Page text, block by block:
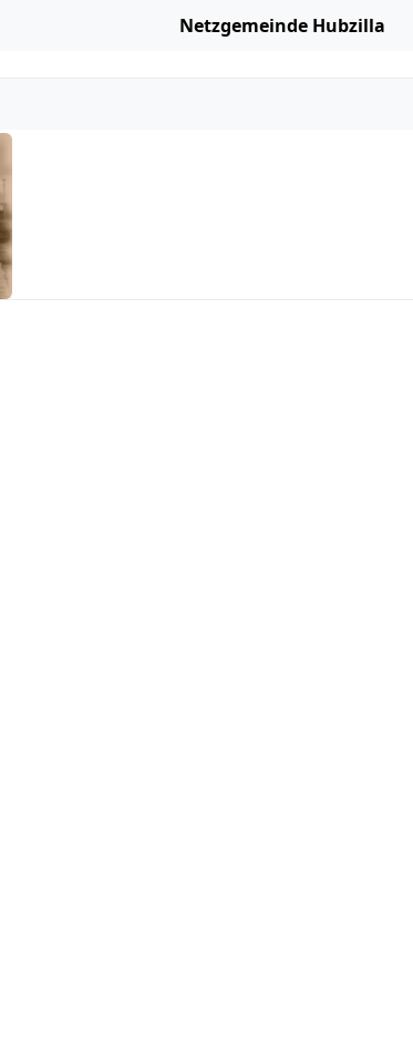
Netzgemeinde Hubzilla